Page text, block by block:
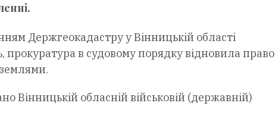
Держгеокадастру у Вінницькій області
в судовому порядку відновила право
Вінницькій обласній військовій (державній)